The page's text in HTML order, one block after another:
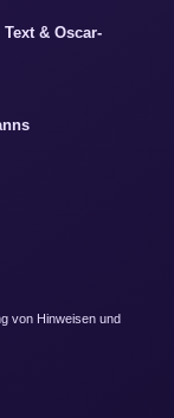
& Oscar-
von Hinweisen und